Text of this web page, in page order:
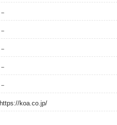
－
－
－
－
－
https://koa.co.jp/